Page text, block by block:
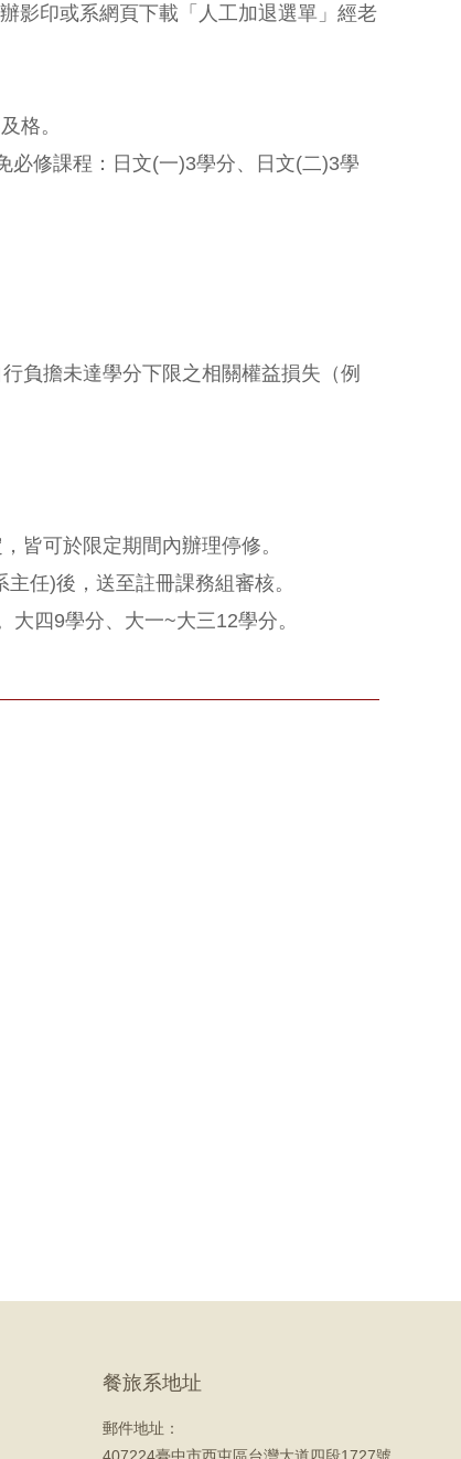
影印或系網頁下載「人工加退選單」經老
格。
修課程：日文(一)3學分、日文(二)3學
負擔未達學分下限之相關權益損失（例
皆可於限定期間內辦理停修。
任)後，送至註冊課務組審核。
四9學分、大一~大三12學分。
餐旅系地址
郵件地址：